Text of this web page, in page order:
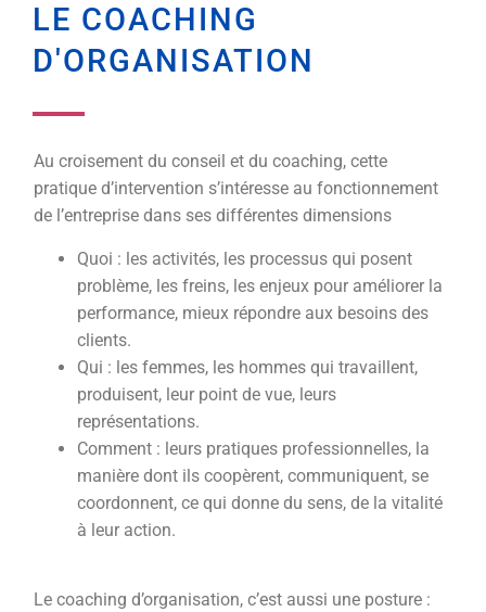
LE COACHING
D'ORGANISATION
Au croisement du conseil et du coaching, cette
pratique d’intervention s’intéresse au fonctionnement
de l’entreprise dans ses différentes dimensions
Quoi : les activités, les processus qui posent
problème, les freins, les enjeux pour améliorer la
performance, mieux répondre aux besoins des
clients.
Qui : les femmes, les hommes qui travaillent,
produisent, leur point de vue, leurs
représentations.
Comment : leurs pratiques professionnelles, la
manière dont ils coopèrent, communiquent, se
coordonnent, ce qui donne du sens, de la vitalité
à leur action.
Le coaching d’organisation, c’est aussi une posture :